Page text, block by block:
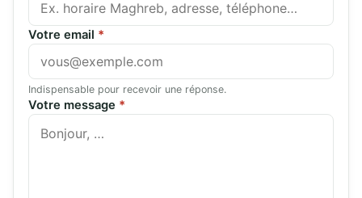
Votre email *
Indispensable pour recevoir une réponse.
Votre message *